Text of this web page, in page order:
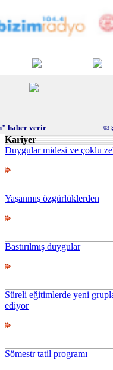
haber verir 03
Kariyer
Duygular midesi ve çoklu
Yaşanmış özgürlüklerden
Bastırılmış duygular
Süreli eğitimlerde yeni
ediyor
Sömestr tatil programı